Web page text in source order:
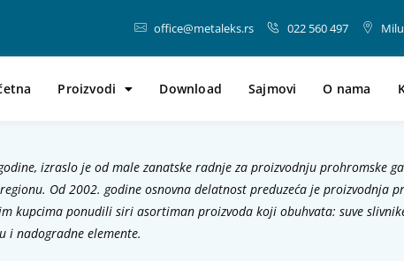
office@metaleks.rs 022 560 497
Proizvodi Download Sajmovi O nama
izraslo je od male zanatske radnje za proizvodnju prohromske
Od 2002. godine osnovna delatnost preduzeća je proizvodnja
kupcima ponudili siri asortiman proizvoda koji obuhvata: suve
i nadogradne elemente.